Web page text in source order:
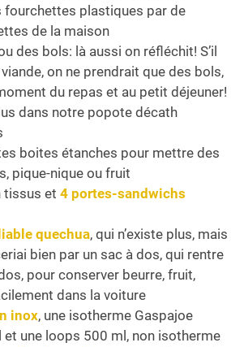
fourchettes plastiques par de
de la maison
des bols: là aussi on réfléchit! S’il
viande, on ne prendrait que des bols,
du repas et au petit déjeuner!
dans notre popote décath
boites étanches pour mettre des
pique-nique ou fruit
tissus et 4 portes-sandwichs
quechua, qui n’existe plus, mais
bien par un sac à dos, qui rentre
pour conserver beurre, fruit,
dans la voiture
inox, une isotherme Gaspajoe
et une loops 500 ml, non isotherme